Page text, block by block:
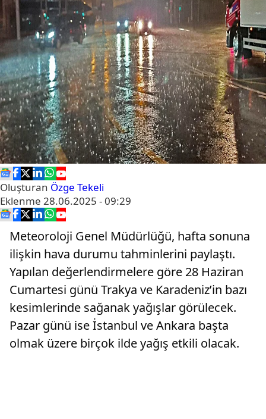
Oluşturan Özge Tekeli
Eklenme 28.06.2025 - 09:29
Meteoroloji Genel Müdürlüğü, hafta sonuna
ilişkin hava durumu tahminlerini paylaştı.
Yapılan değerlendirmelere göre 28 Haziran
Cumartesi günü Trakya ve Karadeniz’in bazı
kesimlerinde sağanak yağışlar görülecek.
Pazar günü ise İstanbul ve Ankara başta
olmak üzere birçok ilde yağış etkili olacak.